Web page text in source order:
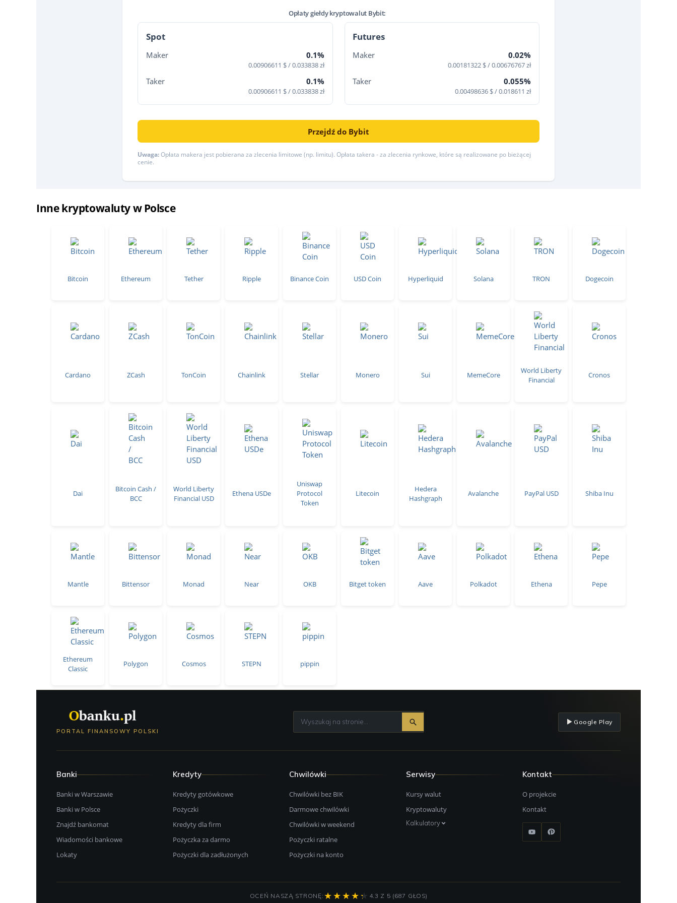
Opłaty giełdy kryptowalut Bybit:
Spot
Maker 0.1%
0.00906611 $ / 0.033838 zł
Taker 0.1%
0.00906611 $ / 0.033838 zł
Futures
Maker 0.02%
0.00181322 $ / 0.00676767 zł
Taker 0.055%
0.00498636 $ / 0.018611 zł
Przejdź do Bybit
Uwaga: Opłata makera jest pobierana za zlecenia limitowe (np. limitu). Opłata takera - za zlecenia rynkowe, które są realizowane po bieżącej
cenie.
Inne kryptowaluty w Polsce
Bitcoin Ethereum Tether Ripple Binance Coin USD Coin Hyperliquid Solana TRON Dogecoin
Cardano ZCash TonCoin Chainlink Stellar Monero Sui MemeCore
World Liberty
Financial
Cronos
Dai
Bitcoin Cash /
BCC
World Liberty
Financial USD
Ethena USDe
Uniswap
Protocol
Token
Litecoin
Hedera
Hashgraph
Avalanche PayPal USD Shiba Inu
Mantle Bittensor Monad Near OKB Bitget token Aave Polkadot Ethena Pepe
Ethereum
Classic
Polygon Cosmos STEPN pippin
PORTAL FINANSOWY POLSKI
Google Play
Banki
Banki w Warszawie
Banki w Polsce
Znajdź bankomat
Wiadomości bankowe
Lokaty
Kredyty
Kredyty gotówkowe
Pożyczki
Kredyty dla firm
Pożyczka za darmo
Pożyczki dla zadłużonych
Chwilówki
Chwilówki bez BIK
Darmowe chwilówki
Chwilówki w weekend
Pożyczki ratalne
Pożyczki na konto
Serwisy
Kursy walut
Kryptowaluty
Kalkulatory
Kontakt
O projekcie
Kontakt
OCEŃ NASZĄ STRONĘ: 4.3 Z 5 (687 GŁOS)